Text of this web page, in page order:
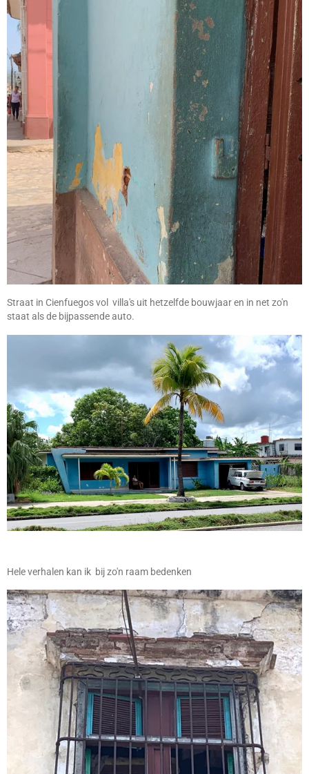
Straat in Cienfuegos vol villa's uit hetzelfde bouwjaar en in net zo'n
staat als de bijpassende auto.
Hele verhalen kan ik bij zo'n raam bedenken